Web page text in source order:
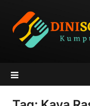
content